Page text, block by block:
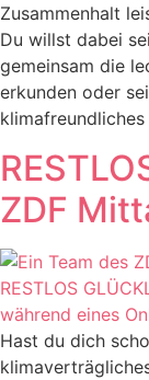
Zusammenhalt
Du willst dabei
gemeinsam die
erkunden oder
ZDF
Hast du dich